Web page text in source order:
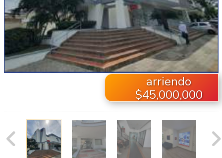
arriendo
$45,000,000